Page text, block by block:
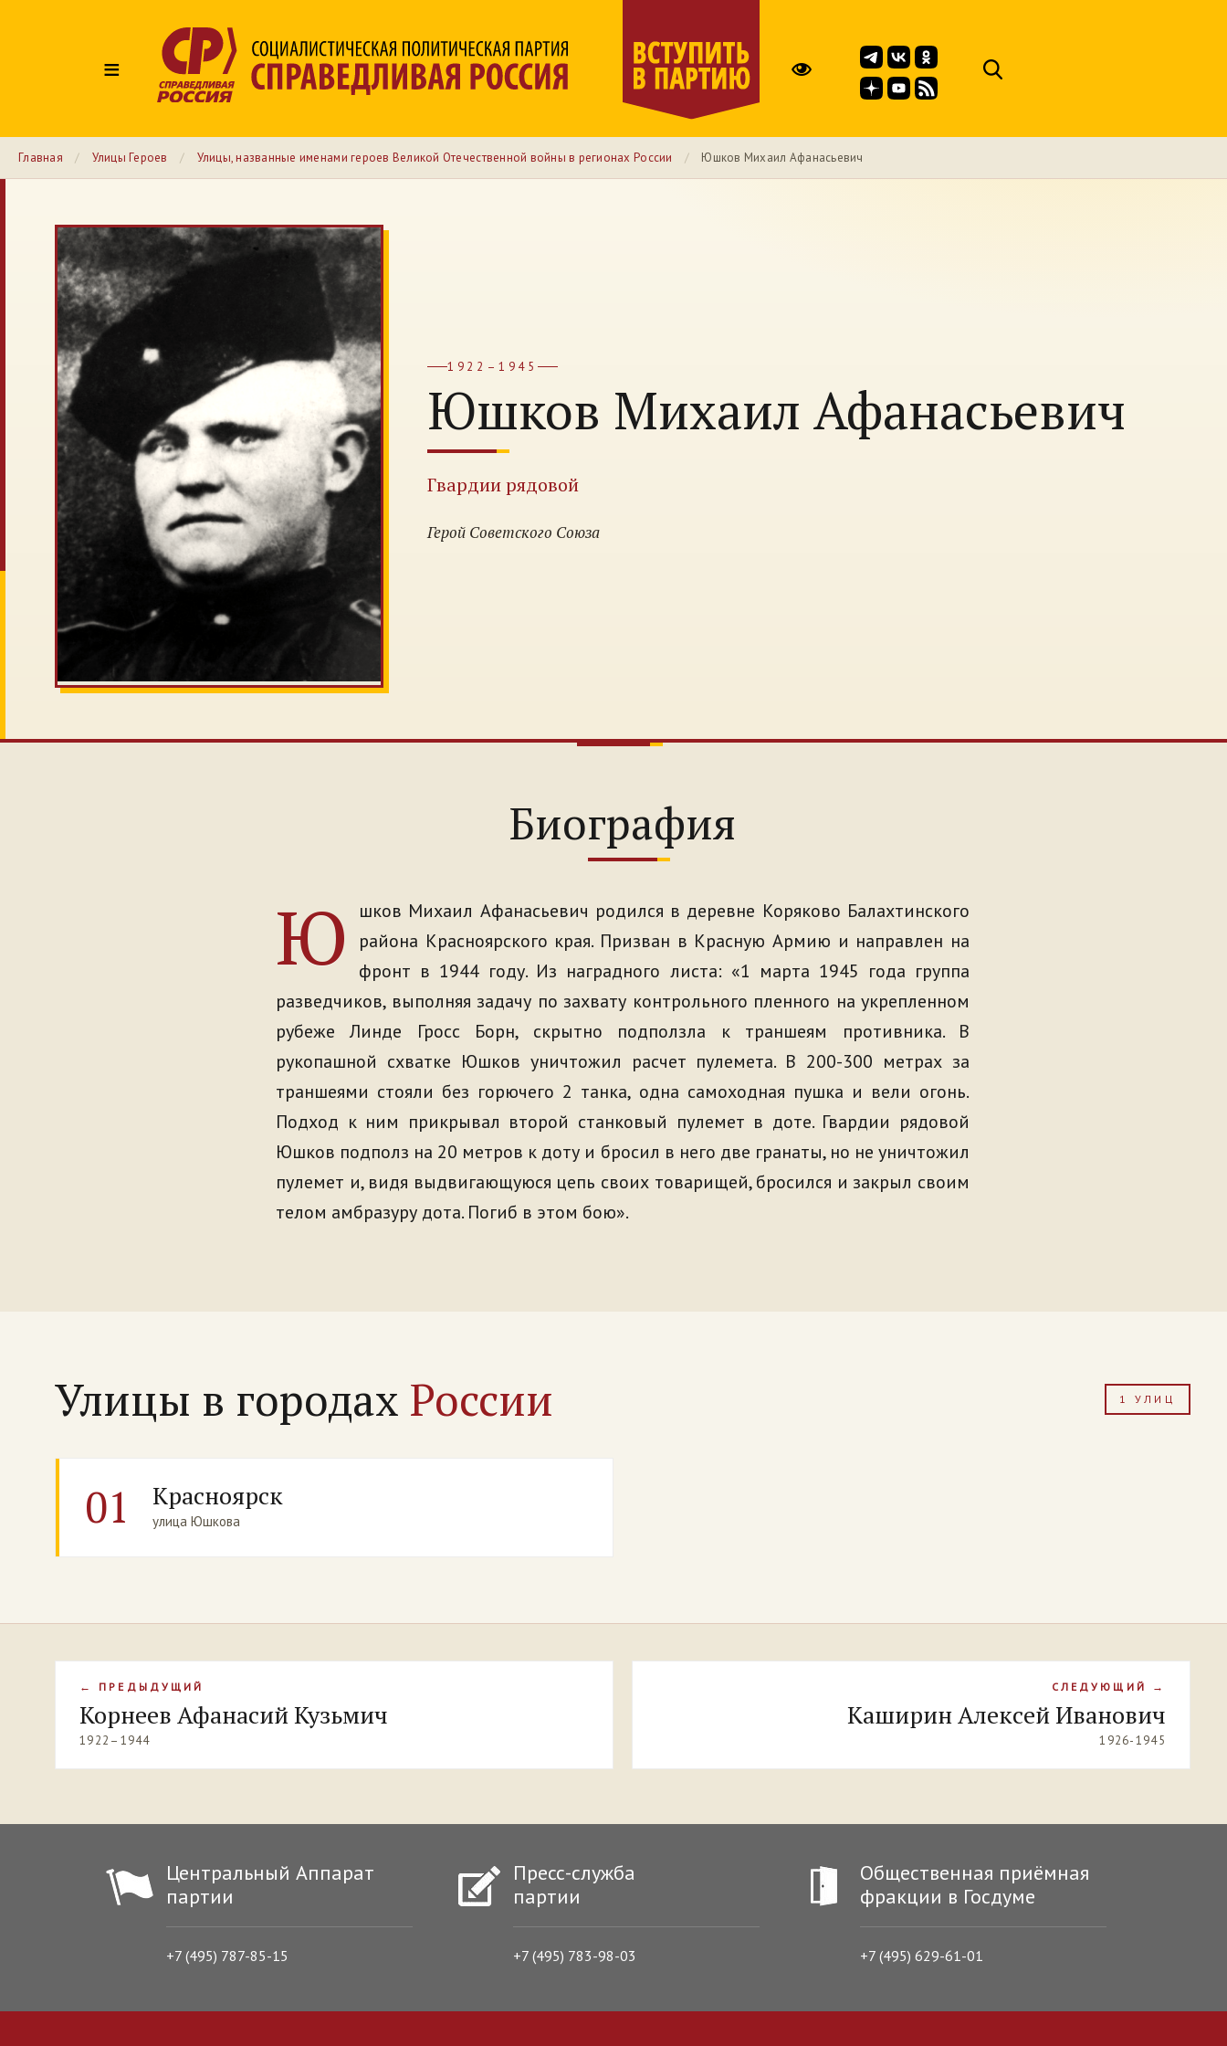
≡
Главная / Улицы Героев / Улицы, названные именами героев Великой Отечественной войны в регионах России / Юшков Михаил Афанасьевич
№ 14
1922–1945
Юшков Михаил Афанасьевич
Гвардии рядовой
Герой Советского Союза
Биография
Ю
шков Михаил Афанасьевич родился в деревне Коряково Балахтинского
района Красноярского края. Призван в Красную Армию и направлен на
фронт в 1944 году. Из наградного листа: «1 марта 1945 года группа
разведчиков, выполняя задачу по захвату контрольного пленного на укрепленном
рубеже Линде Гросс Борн, скрытно подползла к траншеям противника. В
рукопашной схватке Юшков уничтожил расчет пулемета. В 200-300 метрах за
траншеями стояли без горючего 2 танка, одна самоходная пушка и вели огонь.
Подход к ним прикрывал второй станковый пулемет в доте. Гвардии рядовой
Юшков подполз на 20 метров к доту и бросил в него две гранаты, но не уничтожил
пулемет и, видя выдвигающуюся цепь своих товарищей, бросился и закрыл своим
телом амбразуру дота. Погиб в этом бою».
Улицы в городах России 1 УЛИЦ
01 Красноярск
улица Юшкова
← ПРЕДЫДУЩИЙ
Корнеев Афанасий Кузьмич
1922–1944
СЛЕДУЮЩИЙ →
Каширин Алексей Иванович
1926-1945
Центральный Аппарат
партии
+7 (495) 787-85-15
Пресс-служба
партии
+7 (495) 783-98-03
Общественная приёмная
фракции в Госдуме
+7 (495) 629-61-01